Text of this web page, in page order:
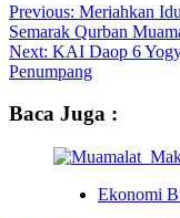
Previous: Meriahkan
Semarak Qurban
Next: KAI Daop 6
Penumpang
Baca Juga :
Ekonomi